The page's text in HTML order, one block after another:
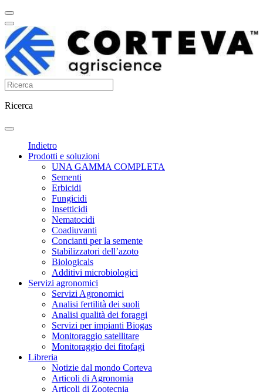
Ricerca
Indietro
Prodotti e soluzioni
UNA GAMMA COMPLETA
Sementi
Erbicidi
Fungicidi
Insetticidi
Nematocidi
Coadiuvanti
Concianti per la semente
Stabilizzatori dell’azoto
Biologicals
Additivi microbiologici
Servizi agronomici
Servizi Agronomici
Analisi fertilità dei suoli
Analisi qualità dei foraggi
Servizi per impianti Biogas
Monitoraggio satellitare
Monitoraggio dei fitofagi
Libreria
Notizie dal mondo Corteva
Articoli di Agronomia
Articoli di Zootecnia